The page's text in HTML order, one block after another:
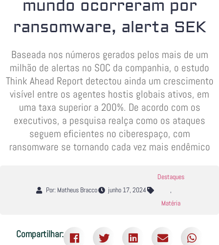
mundo ocorreram por
ransomware, alerta SEK
Baseada nos números gerados pelos mais de um
milhão de alertas no SOC da companhia, o estudo
Think Ahead Report detectou ainda um crescimento
visível entre os agentes hostis globais ativos, em
uma taxa superior a 200%. De acordo com os
executivos, a pesquisa realça como os ataques
seguem eficientes no ciberespaço, com
ransomware se tornando cada vez mais endêmico
Por: Matheus Bracco junho 17, 2024
Destaques
,
Matéria
Compartilhar: